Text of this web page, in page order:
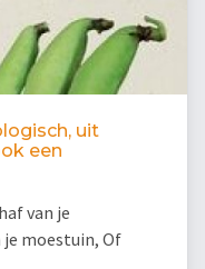
uit
een
van je
moestuin, Of